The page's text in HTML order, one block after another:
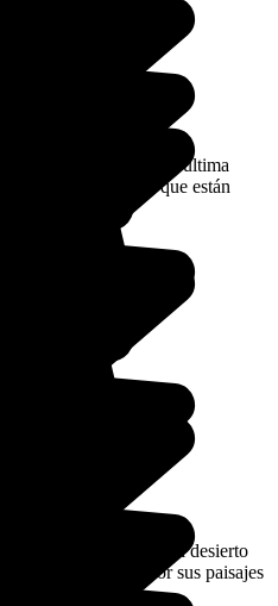
del Drâa, Zagora es la última
dunas de Chegaga que están
ciudad del sudeste del desierto
muchos cineastas por sus paisajes